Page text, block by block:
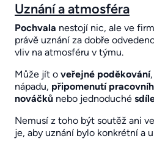
Uznání a atmosféra
Pochvala nestojí nic, ale ve
právě uznání za dobře
vliv na atmosféru v týmu.
Může jít o veřejné poděkování,
nápadu, připomenutí
nováčků nebo jednoduché
Nemusí z toho být soutěž ani
je, aby uznání bylo konkrétní a